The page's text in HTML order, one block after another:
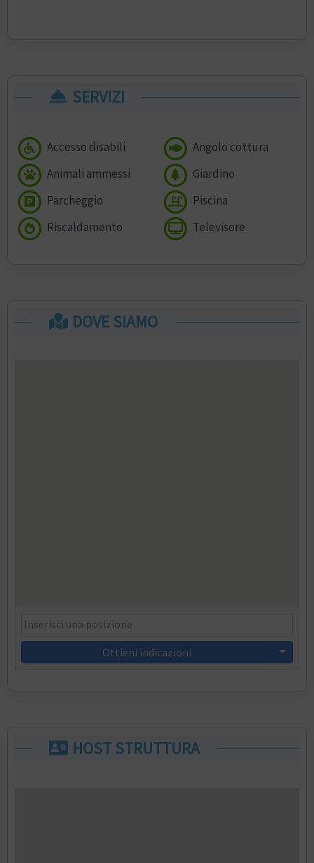
SERVIZI
Accesso disabili
Angolo cottura
Animali ammessi
Giardino
Parcheggio
Piscina
Riscaldamento
Televisore
DOVE SIAMO
Ottieni indicazioni
HOST STRUTTURA